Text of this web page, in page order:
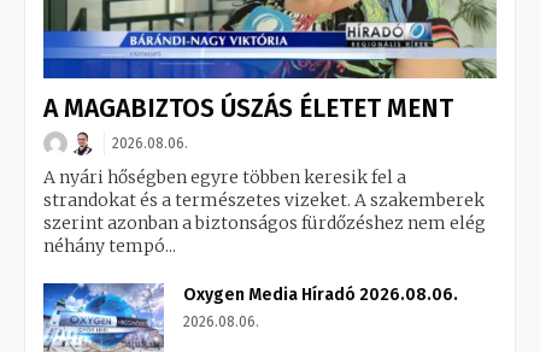
A MAGABIZTOS ÚSZÁS ÉLETET MENT
2026.08.06.
A nyári hőségben egyre többen keresik fel a
strandokat és a természetes vizeket. A szakemberek
szerint azonban a biztonságos fürdőzéshez nem elég
néhány tempó...
Oxygen Media Híradó 2026.08.06.
2026.08.06.